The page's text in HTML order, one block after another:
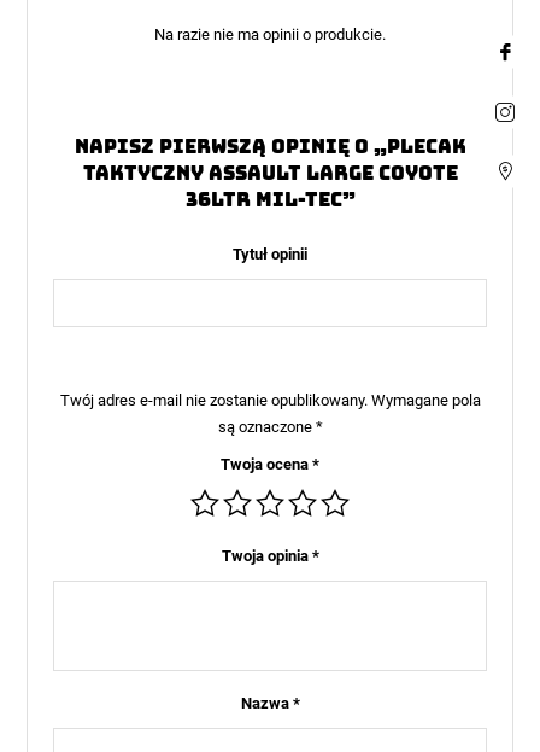
Na razie nie ma opinii o produkcie.
Napisz pierwszą opinię o „Plecak
taktyczny Assault Large Coyote
36ltr MIL-TEC”
Tytuł opinii
Twój adres e-mail nie zostanie opublikowany. Wymagane pola
są oznaczone *
Twoja ocena *
Twoja opinia *
Nazwa *